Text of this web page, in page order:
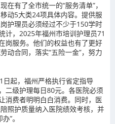
在有了全市统一的“服务清单”，
动5大类24项具体内容。提供服
护理员必须经过不少于150学时
计，2025年福州市培训护理员71
岗服务。他们的权益也有了更好
动合同，落实“五险一金”，努力
起，福州严格执行省定指导
二级护理每日80元。各医院必须
消费者明明白白消费。同时，医
照护质量纳入医院绩效考核，并
”。